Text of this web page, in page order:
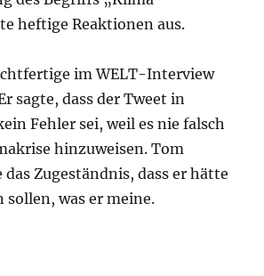
heftige Reaktionen aus.
im WELT-Interview
sagte, dass der Tweet in
Fehler sei, weil es nie falsch
hinzuweisen. Tom
das Zugeständnis, dass er hätte
sollen, was er meine.